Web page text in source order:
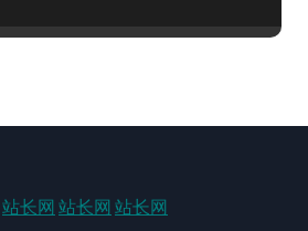
站长网 站长网 站长网